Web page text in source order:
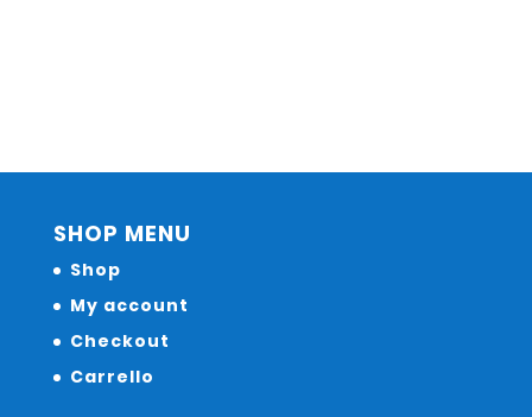
SHOP MENU
Shop
My account
Checkout
Carrello